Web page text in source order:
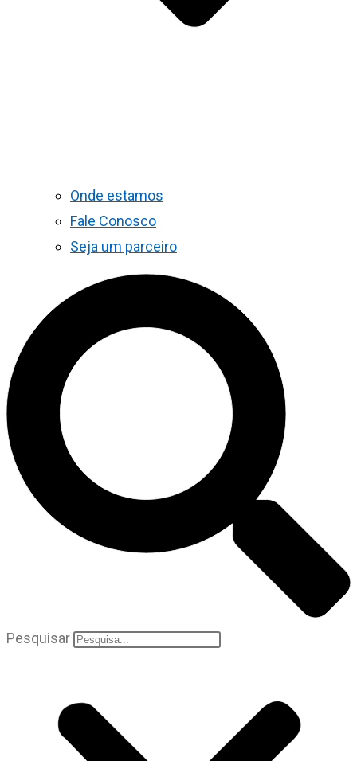
Onde estamos
Fale Conosco
Seja um parceiro
Pesquisar